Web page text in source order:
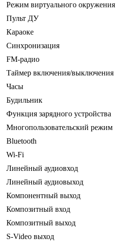
Режим виртуального окружения
Пульт ДУ
Караоке
Синхронизация
FM-радио
Таймер включения/выключения
Часы
Будильник
Функция зарядного устройства
Многопользовательский режим
Bluetooth
Wi-Fi
Линейный аудиовход
Линейный аудиовыход
Компонентный выход
Композитный вход
Композитный выход
S-Video выход